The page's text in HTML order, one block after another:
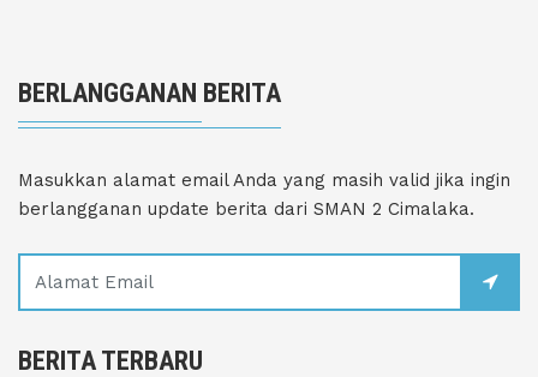
BERLANGGANAN BERITA
Masukkan alamat email Anda yang masih valid jika ingin
berlangganan update berita dari SMAN 2 Cimalaka.
BERITA TERBARU